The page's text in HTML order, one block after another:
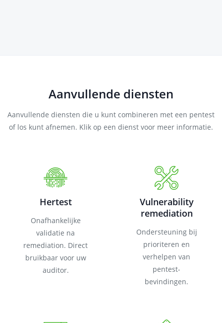
Aanvullende diensten
Aanvullende diensten die u kunt combineren met een pentest
of los kunt afnemen. Klik op een dienst voor meer informatie.
Hertest
Onafhankelijke
validatie na
remediation. Direct
bruikbaar voor uw
auditor.
Vulnerability
remediation
Ondersteuning bij
prioriteren en
verhelpen van
pentest-
bevindingen.